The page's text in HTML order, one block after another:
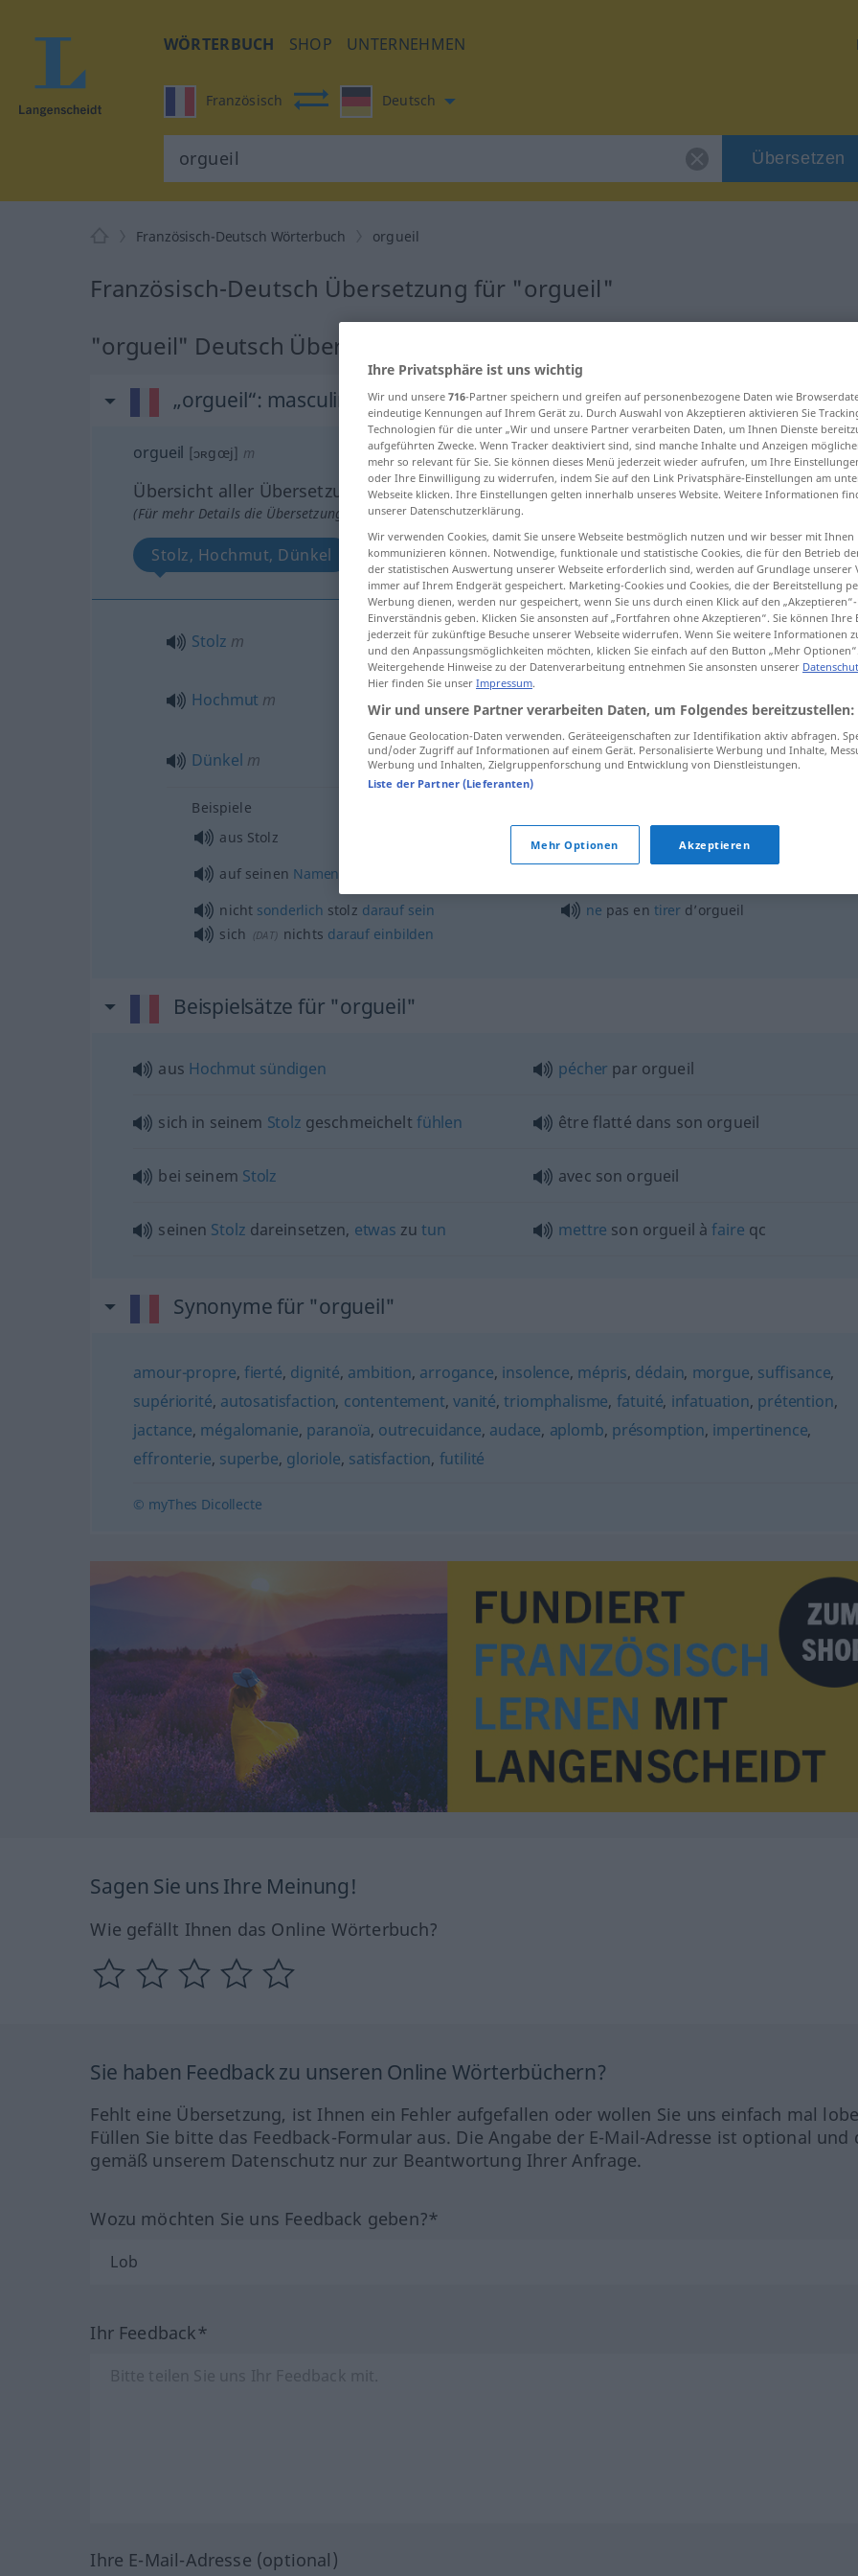
WÖRTERBUCH SHOP UNTERNEHMEN
Französisch Deutsch
Übersetzen
Französisch-Deutsch Wörterbuch orgueil
Französisch-Deutsch Übersetzung für "orgueil"
"orgueil" Deutsch Übersetzung
„orgueil“: masculin
orgueil [ɔʀgœj] m
Übersicht aller Übersetzungen
(Für mehr Details die Übersetzung anklicken/antippen)
Stolz, Hochmut, Dünkel
Stolz m orgueil
Hochmut m orgueil
Dünkel m orgueil
Beispiele
aus Stolz
locadv
auf seinen Namen
nicht sonderlich stolz darauf sein
sich (DAT) nichts darauf einbilden
ne pas en tirer d’orgueil
Beispielsätze für "orgueil"
aus Hochmut sündigen pécher par orgueil
sich in seinem Stolz geschmeichelt fühlen être flatté dans son orgueil
bei seinem Stolz avec son orgueil
seinen Stolz dareinsetzen, etwas zutun mettre son orgueil àfaire qc
Synonyme für "orgueil"
amour-propre, fierté, dignité, ambition, arrogance, insolence, mépris, dédain, morgue, suffisance,
supériorité, autosatisfaction, contentement,vanité,triomphalisme, fatuité, infatuation, prétention,
jactance, mégalomanie, paranoïa, outrecuidance, audace, aplomb, présomption, impertinence,
effronterie, superbe, gloriole, satisfaction, futilité
© myThes Dicollecte
Sagen Sie uns Ihre Meinung!
Wie gefällt Ihnen das Online Wörterbuch?
Sie haben Feedback zu unseren Online Wörterbüchern?
Fehlt eine Übersetzung, ist Ihnen ein Fehler aufgefallen oder wollen Sie uns einfach mal
Füllen Sie bitte das Feedback-Formular aus. Die Angabe der E-Mail-Adresse ist optional und
gemäß unserem Datenschutz nur zur Beantwortung Ihrer Anfrage.
Wozu möchten Sie uns Feedback geben?*
Ihr Feedback*
Ihre E-Mail-Adresse (optional)
Ihre Privatsphäre ist uns wichtig
Wir und unsere 716-Partner speichern und greifen auf personenbezogene Daten wie
eindeutige Kennungen auf Ihrem Gerät zu. Durch Auswahl von Akzeptieren aktivieren Sie
Technologien für die unter „Wir und unsere Partner verarbeiten Daten, um Ihnen Dienste
aufgeführten Zwecke. Wenn Tracker deaktiviert sind, sind manche Inhalte und Anzeigen
mehr so relevant für Sie. Sie können dieses Menü jederzeit wieder aufrufen, um Ihre
oder Ihre Einwilligung zu widerrufen, indem Sie auf den Link Privatsphäre-Einstellungen am
Webseite klicken. Ihre Einstellungen gelten innerhalb unseres Website. Weitere Informationen
unserer Datenschutzerklärung.
Wir verwenden Cookies, damit Sie unsere Webseite bestmöglich nutzen und wir besser mit Ihnen
kommunizieren können. Notwendige, funktionale und statistische Cookies, die für den Betrieb
der statistischen Auswertung unserer Webseite erforderlich sind, werden auf Grundlage unserer
immer auf Ihrem Endgerät gespeichert. Marketing-Cookies und Cookies, die der Bereitstellung
Werbung dienen, werden nur gespeichert, wenn Sie uns durch einen Klick auf den
Einverständnis geben. Klicken Sie ansonsten auf „Fortfahren ohne Akzeptieren“. Sie können Ihre
jederzeit für zukünftige Besuche unserer Webseite widerrufen. Wenn Sie weitere Informationen
und den Anpassungsmöglichkeiten möchten, klicken Sie einfach auf den Button „Mehr Optionen“.
Weitergehende Hinweise zu der Datenverarbeitung entnehmen Sie ansonsten unserer
Hier finden Sie unser Impressum.
Wir und unsere Partner verarbeiten Daten, um Folgendes bereitzustellen:
Genaue Geolocation-Daten verwenden. Geräteeigenschaften zur Identifikation aktiv abfragen.
und/oder Zugriff auf Informationen auf einem Gerät. Personalisierte Werbung und Inhalte,
Werbung und Inhalten, Zielgruppenforschung und Entwicklung von Dienstleistungen.
Liste der Partner (Lieferanten)
Mehr Optionen Akzeptieren